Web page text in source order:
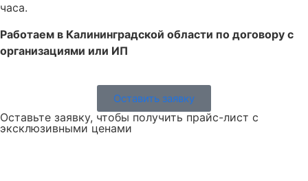
часа.
Работаем в Калининградской области по договору с
организациями или ИП
Оставить заявку
Оставьте заявку, чтобы получить прайс-лист с
эксклюзивными ценами